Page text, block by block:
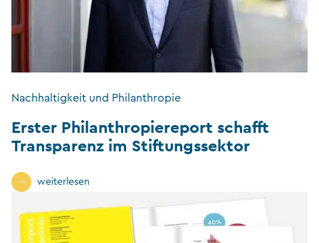
Nachhaltigkeit und Philanthropie
Erster Philanthropiereport schafft
Transparenz im Stiftungssektor
weiterlesen